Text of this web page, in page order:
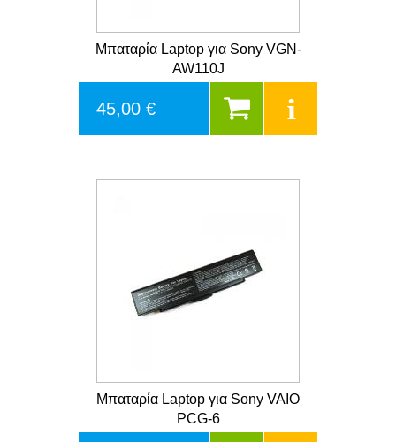
Μπαταρία Laptop για Sony VGN-
AW110J
45,00 €
Μπαταρία Laptop για Sony VAIO
PCG-6